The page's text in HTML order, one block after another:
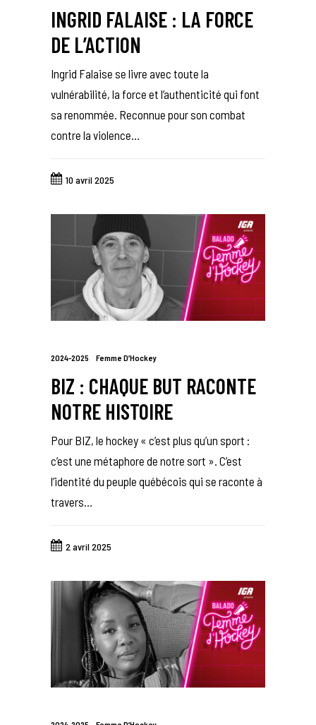
INGRID FALAISE : LA FORCE
DE L’ACTION
Ingrid Falaise se livre avec toute la
vulnérabilité, la force et l’authenticité qui font
sa renommée. Reconnue pour son combat
contre la violence…
10 avril 2025
2024-2025 Femme D’Hockey
BIZ : CHAQUE BUT RACONTE
NOTRE HISTOIRE
Pour BIZ, le hockey « c’est plus qu’un sport :
c’est une métaphore de notre sort ». C’est
l’identité du peuple québécois qui se raconte à
travers…
2 avril 2025